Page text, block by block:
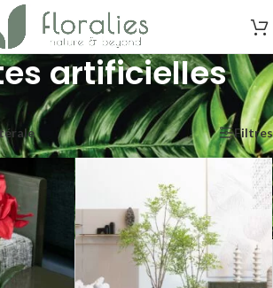
artificielles
Affichage de 1–24 sur 218 résultats
Filtres